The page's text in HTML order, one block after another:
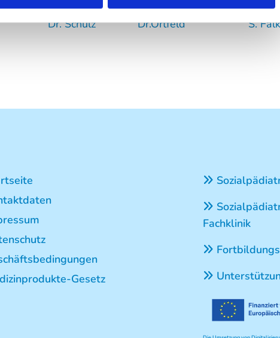
Dr. Schulz Dr.Ortfeld S. Falk
Gesetz


Fachklinik

